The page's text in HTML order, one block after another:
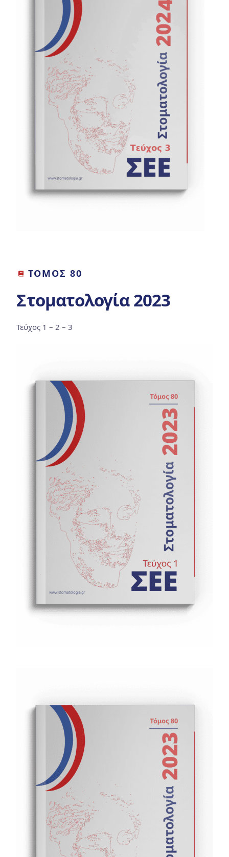
ΤΟΜΟΣ 80
Στοματολογία 2023
Τεύχος 1 – 2 – 3